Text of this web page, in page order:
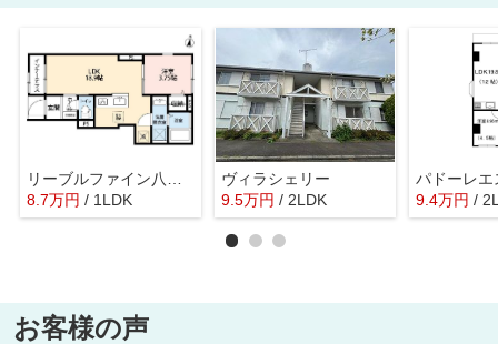
8.7万円 / 1LDK
ヴィラシェリー
9.5万円 / 2LDK
パドーレエ
9.4万円 /
お客様の声